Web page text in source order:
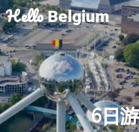
HelloBelgium
6日游